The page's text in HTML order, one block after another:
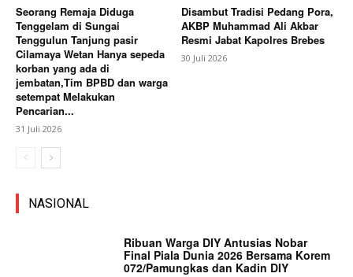
Seorang Remaja Diduga
Tenggelam di Sungai
Tenggulun Tanjung pasir
Cilamaya Wetan Hanya sepeda
korban yang ada di
jembatan,Tim BPBD dan warga
setempat Melakukan
Pencarian...
31 Juli 2026
Disambut Tradisi Pedang Pora,
AKBP Muhammad Ali Akbar
Resmi Jabat Kapolres Brebes
30 Juli 2026
NASIONAL
Ribuan Warga DIY Antusias Nobar
Final Piala Dunia 2026 Bersama Korem
072/Pamungkas dan Kadin DIY